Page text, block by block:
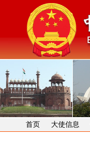
首页 大使信息